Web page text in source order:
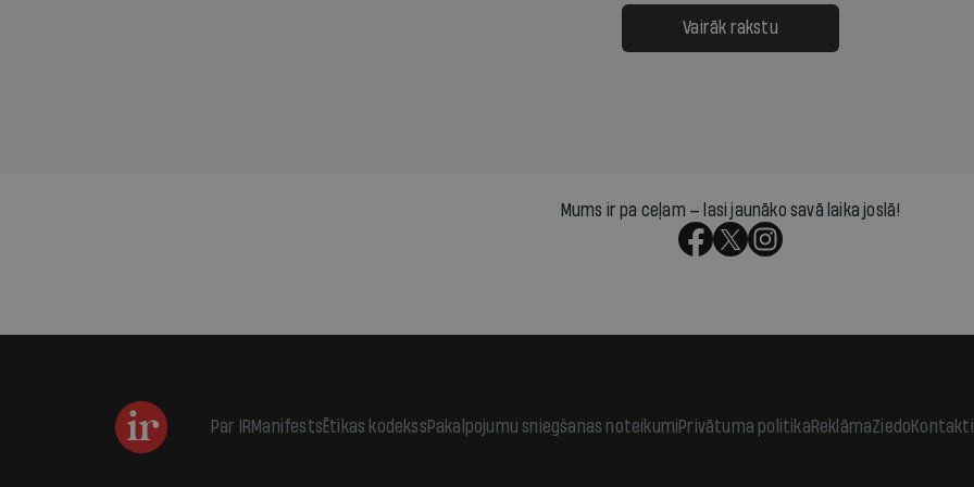
kas jāpārskaita jau trīs dienas
pirms nākamās sapulces
atbalsts un drosme
meteovērojumus arī tad,
Vairāk rakstu
Mums ir pa ceļam — lasi jaunāko savā laika joslā!
Par IRManifestsĒtikas kodekssPakalpojumu sniegšanas noteikumiPrivātuma politikaReklāmaZiedoKontakti